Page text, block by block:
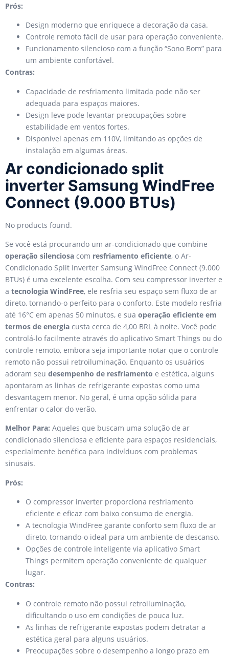
Prós:
Design moderno que enriquece a decoração da casa.
Controle remoto fácil de usar para operação conveniente.
Funcionamento silencioso com a função “Sono Bom” para
um ambiente confortável.
Contras:
Capacidade de resfriamento limitada pode não ser
adequada para espaços maiores.
Design leve pode levantar preocupações sobre
estabilidade em ventos fortes.
Disponível apenas em 110V, limitando as opções de
instalação em algumas áreas.
Ar condicionado split
inverter Samsung WindFree
Connect (9.000 BTUs)
No products found.
Se você está procurando um ar-condicionado que combine
operação silenciosa com resfriamento eficiente, o Ar-
Condicionado Split Inverter Samsung WindFree Connect (9.000
BTUs) é uma excelente escolha. Com seu compressor inverter e
a tecnologia WindFree, ele resfria seu espaço sem fluxo de ar
direto, tornando-o perfeito para o conforto. Este modelo resfria
até 16°C em apenas 50 minutos, e sua operação eficiente em
termos de energia custa cerca de 4,00 BRL à noite. Você pode
controlá-lo facilmente através do aplicativo Smart Things ou do
controle remoto, embora seja importante notar que o controle
remoto não possui retroiluminação. Enquanto os usuários
adoram seu desempenho de resfriamento e estética, alguns
apontaram as linhas de refrigerante expostas como uma
desvantagem menor. No geral, é uma opção sólida para
enfrentar o calor do verão.
Melhor Para: Aqueles que buscam uma solução de ar
condicionado silenciosa e eficiente para espaços residenciais,
especialmente benéfica para indivíduos com problemas
sinusais.
Prós:
O compressor inverter proporciona resfriamento
eficiente e eficaz com baixo consumo de energia.
A tecnologia WindFree garante conforto sem fluxo de ar
direto, tornando-o ideal para um ambiente de descanso.
Opções de controle inteligente via aplicativo Smart
Things permitem operação conveniente de qualquer
lugar.
Contras:
O controle remoto não possui retroiluminação,
dificultando o uso em condições de pouca luz.
As linhas de refrigerante expostas podem detratar a
estética geral para alguns usuários.
Preocupações sobre o desempenho a longo prazo em